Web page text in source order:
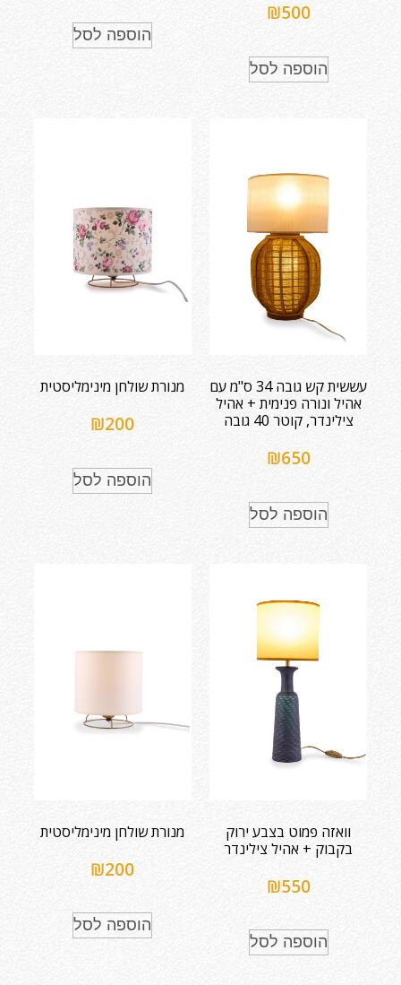
₪500
הוספה לסל
הוספה לסל
עששית קש גובה 34 ס"מ עם
אהיל ונורה פנימית + אהיל
צילינדר, קוטר 40 גובה
₪650
הוספה לסל
מנורת שולחן מינימליסטית
₪200
הוספה לסל
וואזה פמוט בצבע ירוק
בקבוק + אהיל צילינדר
₪550
הוספה לסל
מנורת שולחן מינימליסטית
₪200
הוספה לסל